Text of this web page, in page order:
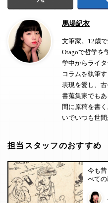
馬場紀衣
文筆家。12歳
Otagoで哲学を
学中からライ
コラムを執筆
表現を愛し、
書蒐集家でも
間に原稿を書
いでいつも世間
担当スタッフのおすすめ
今も
べて